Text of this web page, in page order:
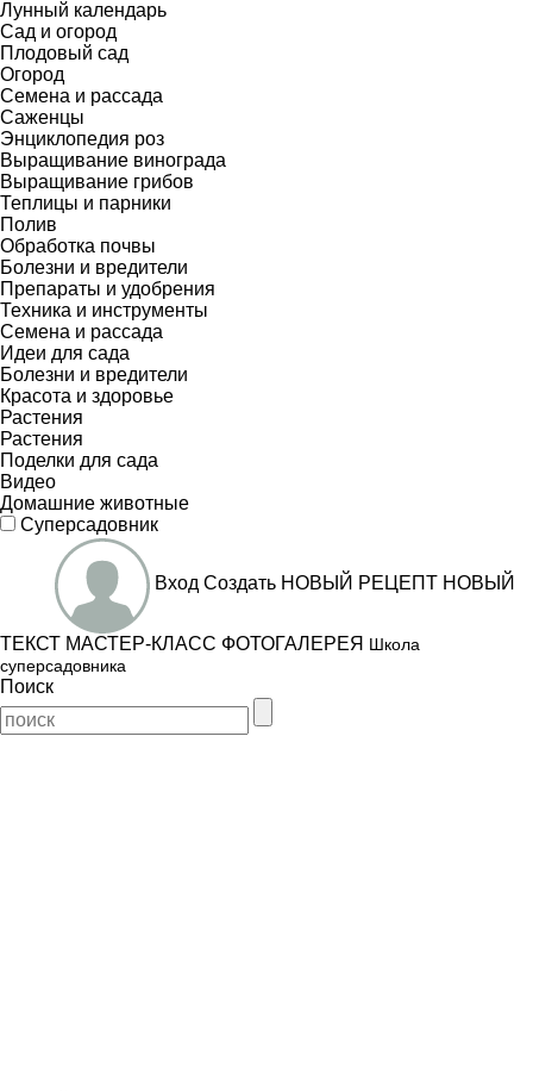
Лунный календарь
Сад и огород
Плодовый сад
Огород
Семена и рассада
Саженцы
Энциклопедия роз
Выращивание винограда
Выращивание грибов
Теплицы и парники
Полив
Обработка почвы
Болезни и вредители
Препараты и удобрения
Техника и инструменты
Семена и рассада
Идеи для сада
Болезни и вредители
Красота и здоровье
Растения
Растения
Поделки для сада
Видео
Домашние животные
Суперсадовник
Вход Создать НОВЫЙ РЕЦЕПТ НОВЫЙ
ТЕКСТ МАСТЕР-КЛАСС ФОТОГАЛЕРЕЯ Школа
суперсадовника
Поиск